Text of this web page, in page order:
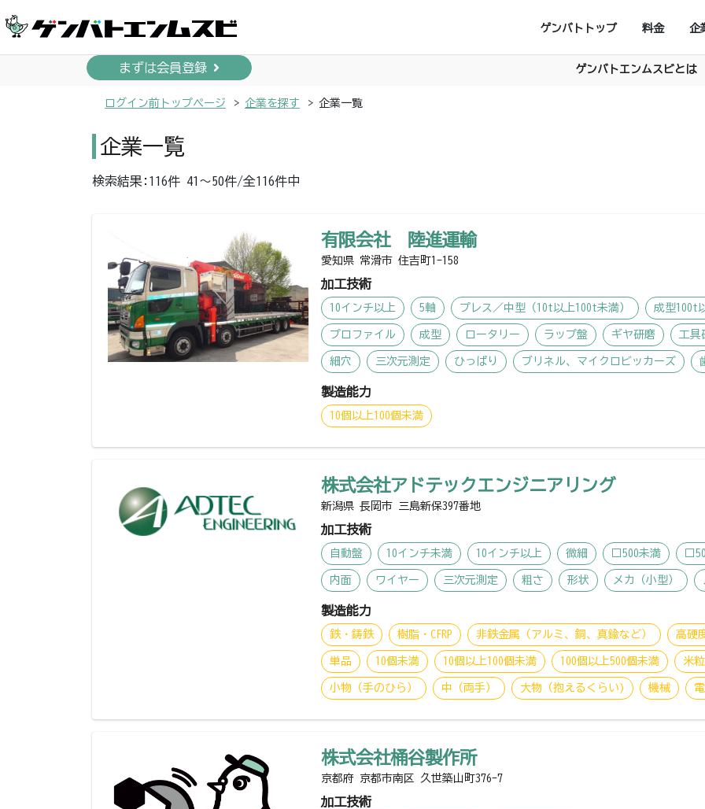
ゲンバトトップ 料金 企
まずは会員登録 ゲンバトエンムスビとは
ログイン前トップページ 企業を探す 企業一覧
企業一覧
検索結果:116件 41～50件/全116件中
有限会社 陸進運輸
愛知県 常滑市 住吉町1-158
加工技術
10インチ以上 5軸 プレス／中型（10t以上100t未満） 成型100t
プロファイル 成型 ロータリー ラップ盤 ギヤ研磨 工具
細穴 三次元測定 ひっぱり ブリネル、マイクロビッカーズ
製造能力
10個以上100個未満
株式会社アドテックエンジニアリング
新潟県 長岡市 三島新保397番地
加工技術
自動盤 10インチ未満 10インチ以上 微細 □500未満
内面 ワイヤー 三次元測定 粗さ 形状 メカ（小型）
製造能力
鉄・鋳鉄 樹脂・CFRP 非鉄金属（アルミ、銅、真鍮など） 高硬
単品 10個未満 10個以上100個未満 100個以上500個未満 米
小物（手のひら） 中（両手） 大物（抱えるくらい) 機械
株式会社桶谷製作所
京都府 京都市南区 久世築山町376-7
加工技術